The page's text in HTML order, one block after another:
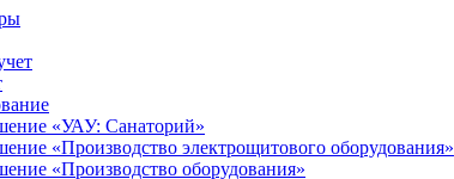
«УАУ: Санаторий»
«Производство электрощитового оборудования»
«Производство оборудования»